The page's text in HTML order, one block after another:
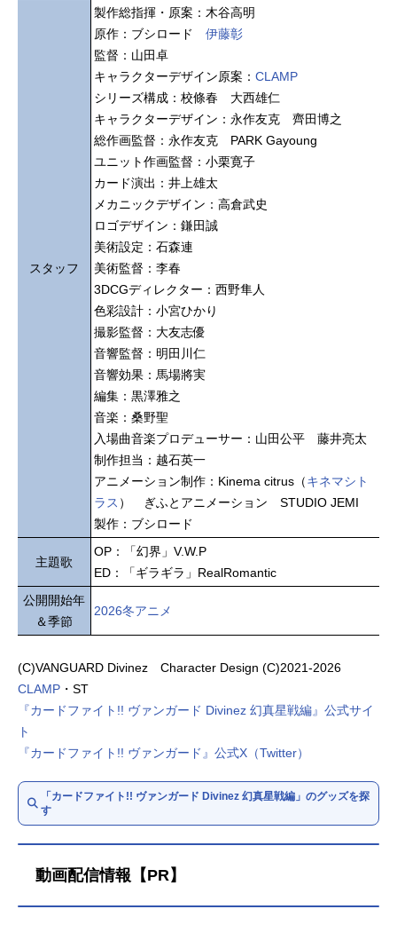
スタッフ
製作総指揮・原案：木谷高明
原作：ブシロード 伊藤彰
監督：山田卓
キャラクターデザイン原案： CLAMP
シリーズ構成：校條春 大西雄仁
キャラクターデザイン：永作友克 齊田博之
総作画監督：永作友克 PARK Gayoung
ユニット作画監督：小栗寛子
カード演出：井上雄太
メカニックデザイン：高倉武史
ロゴデザイン：鎌田誠
美術設定：石森連
美術監督：李春
3DCGディレクター：西野隼人
色彩設計：小宮ひかり
撮影監督：大友志優
音響監督：明田川仁
音響効果：馬場將実
編集：黒澤雅之
音楽：桑野聖
入場曲音楽プロデューサー：山田公平 藤井亮太
制作担当：越石英一
アニメーション制作：Kinema citrus（キネマシト
ラス ） ぎふとアニメーション STUDIO JEMI
製作：ブシロード
主題歌
OP：「幻界」V.W.P
ED：「ギラギラ」RealRomantic
公開開始年
＆季節
2026冬アニメ
(C)VANGUARD Divinez Character Design (C)2021-2026
CLAMP ・ST
『カードファイト!! ヴァンガード Divinez 幻真星戦編』公式サイ
ト
『カードファイト!! ヴァンガード』公式X（Twitter）
「カードファイト!! ヴァンガード Divinez 幻真星戦編」のグッズを探
す
動画配信情報【PR】